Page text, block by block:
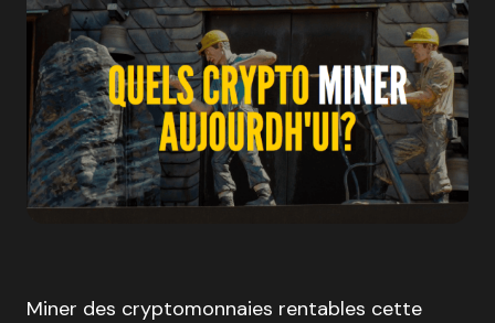
Miner des cryptomonnaies rentables cette